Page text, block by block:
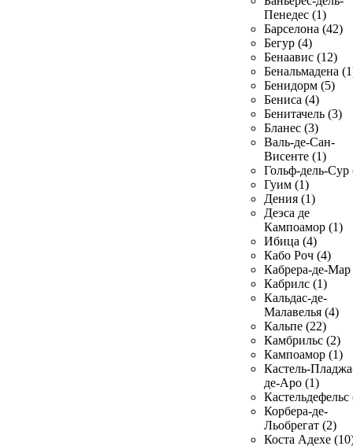
Пенедес (1)
Барселона (42)
Бегур (4)
Бенаавис (12)
Бенальмадена
Бенидорм (5)
Бениса (4)
Бенитачель (3)
Бланес (3)
Валь-де-Сан-
Висенте (1)
Гольф-дель-Сур
Гуим (1)
Дения (1)
Деэса де
Кампоамор (1)
Ибица (4)
Кабо Роч (4)
Кабрера-де-Мар
Кабрилс (1)
Кальдас-де-
Малавелья (4)
Кальпе (22)
Камбрильс (2)
Кампоамор (1)
Кастель-
де-Аро (1)
Кастельдефельс
Корбера-де-
Льобрегат (2)
Коста Адехе